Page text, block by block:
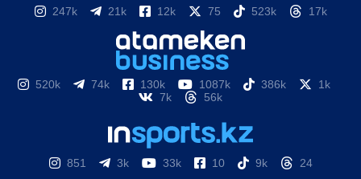
247k 21k 12k 75 523k 17k
520k 74k 130k 1087k 386k
1k
7k
56k
851 3k 33k 10 9k 24